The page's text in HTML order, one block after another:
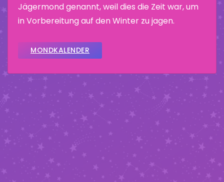
Jägermond genannt, weil dies die Zeit war, um
in Vorbereitung auf den Winter zu jagen.
MONDKALENDER